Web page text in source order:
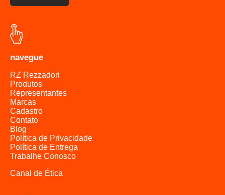
navegue
RZ Rezzadori
Produtos
Representantes
Marcas
Cadastro
Contato
Blog
Política de Privacidade
Política de Entrega
Trabalhe Conosco
Canal de Ética